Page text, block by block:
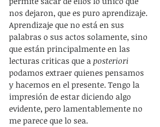
nos dejaron, que es puro aprendizaje.
Aprendizaje que no está en sus
palabras o sus actos solamente, sino
que están principalmente en las
lecturas criticas que a posteriori
podamos extraer quienes pensamos
y hacemos en el presente. Tengo la
impresión de estar diciendo algo
evidente, pero lamentablemente no
me parece que lo sea.